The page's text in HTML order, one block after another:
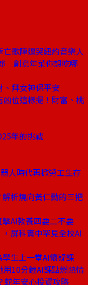
歌陣逼哭紐約音樂人
創意年菜你想吃哪
拜女神保平安
位這樣擺！財富、桃
年的挑戰
人時代再掀勞工生存
析燒向黃仁勳的三把
AI教養四要二不要
屏科實中罕見全校AI
生上一堂AI懷疑課
10分鐘AI課點燃熱情
蛇年安心投資攻略